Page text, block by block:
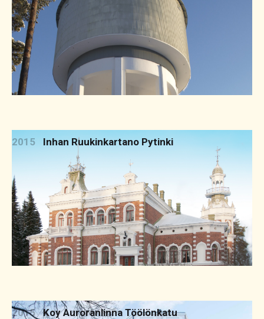
2015 Inhan Ruukinkartano Pytinki
2015 Koy Auroranlinna Töölönkatu